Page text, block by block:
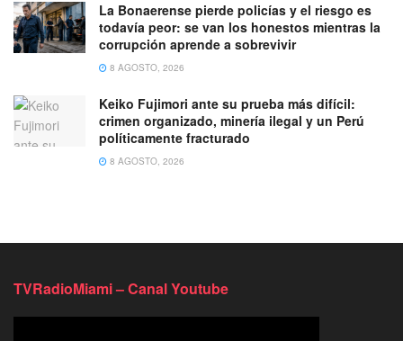
La Bonaerense pierde policías y el riesgo es
todavía peor: se van los honestos mientras la
corrupción aprende a sobrevivir
8 AGOSTO, 2026
Keiko Fujimori ante su prueba más difícil:
crimen organizado, minería ilegal y un Perú
políticamente fracturado
8 AGOSTO, 2026
TVRadioMiami – Canal Youtube